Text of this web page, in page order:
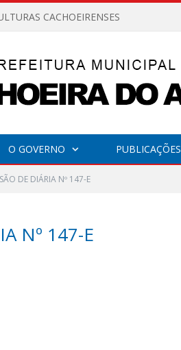
CACHOEIRENSES
O GOVERNO PUBLICAÇÕES
DE DIÁRIA Nº 147-E
Nº 147-E